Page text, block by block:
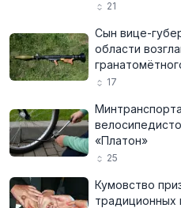
21
Сын вице-
области
17
«Платон»
25
Кумовство
традиционных